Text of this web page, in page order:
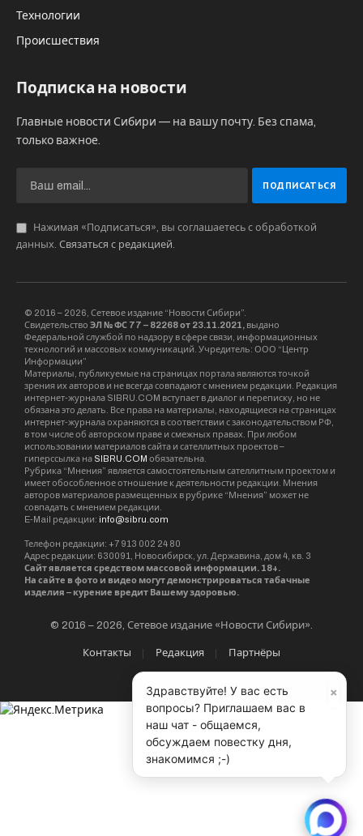
Технологии
Происшествия
Подписка на новости
Главные новости Сибири — на вашу почту. Без спама,
только важное.
Нажимая «Подписаться», вы соглашаетесь с обработкой
данных. Связаться с редакцией.
© 2016 – 2026, Сетевое издание “Новости Сибири”.
Свидетельство ЭЛ № ФС 77 – 82268 от 23.11.2021, выдано
Федеральной службой по надзору в сфере связи, информационных
технологий и массовых коммуникаций. Учредитель: ООО “Центр
Информации”
Материалы, публикуемые на страницах портала являются точкой
зрения их авторов и не всегда совпадают с мнением редакции. Редакция
интернет-журнала SIBRU.COM вступает в диалог и переписку, но не
обязана это делать. Все права на материалы, находящиеся на страницах
интернет-журнала охраняются в соответствии с законодательством РФ,
в том числе об авторском праве и смежных правах. При любом
использовании материалов сайта и сателлитных проектов –
гиперссылка на SIBRU.COM обязательна.
Рубрика “Мнения” является самостоятельным сателлитным проектом и
имеет обособленное отношение к деятельности редакции. Мнения
авторов материалов размещенных в рубрике “Мнения” может не
совпадать с мнением редакции.
E-Mail редакции: info@sibru.com
Телефон редакции: +7 913 002 24 80
Адрес редакции: 630091, Новосибирск, ул. Державина, дом 4, кв. 3
Сайт является средством массовой информации. 18+.
На сайте в фото и видео могут демонстрироваться табачные
изделия – курение вредит Вашему здоровью.
© 2016 – 2026, Сетевое издание «Новости Сибири».
Контакты Редакция Партнёры
×
Здравствуйте! У вас есть
вопросы? Приглашаем вас в
наш чат - общаемся,
обсуждаем повестку дня,
знакомимся ;-)